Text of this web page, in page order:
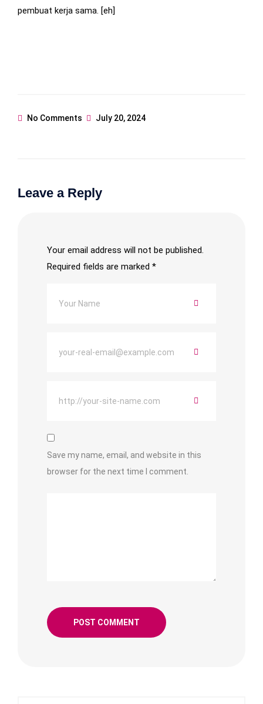
pembuat kerja sama. [eh]
No Comments July 20, 2024
Leave a Reply
Your email address will not be published.
Required fields are marked *
Save my name, email, and website in this
browser for the next time I comment.